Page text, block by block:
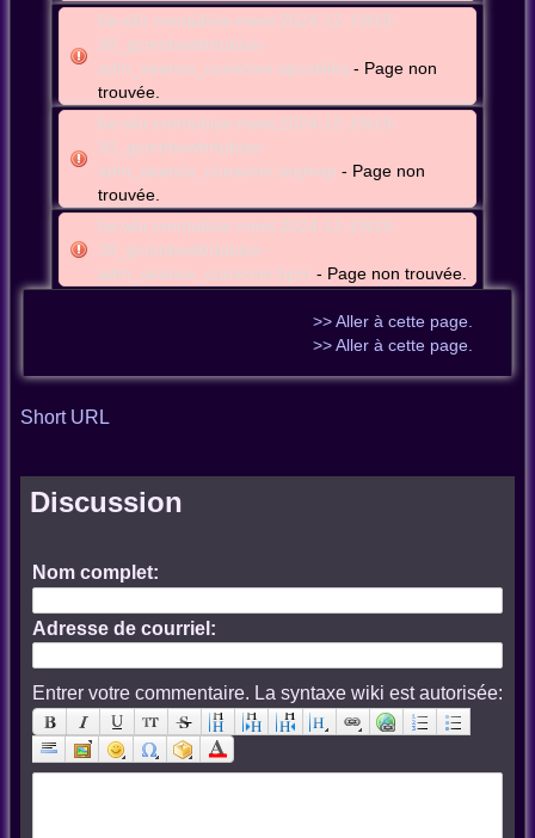
be:wbr:cmntubize:meet:2024-12-19t19-
30_gcmnbewbrtubize-
adm_seance_conscmn:apostilles - Page non
trouvée.
be:wbr:cmntubize:meet:2024-12-19t19-
30_gcmnbewbrtubize-
adm_seance_conscmn:argmap - Page non
trouvée.
be:wbr:cmntubize:meet:2024-12-19t19-
30_gcmnbewbrtubize-
adm_seance_conscmn:bpm - Page non trouvée.
>> Aller à cette page.
>> Aller à cette page.
Short URL
Discussion
Nom complet:
Adresse de courriel:
Entrer votre commentaire. La syntaxe wiki est autorisée: